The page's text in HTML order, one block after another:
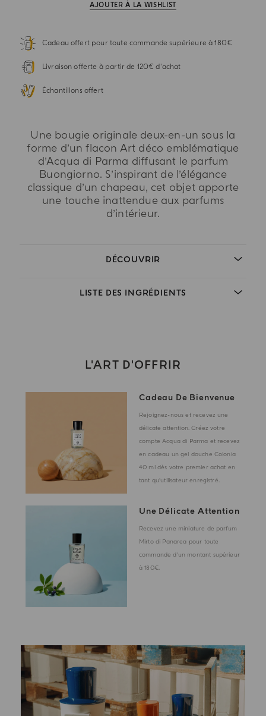
AJOUTER À LA WISHLIST
Cadeau offert pour toute commande supérieure à 180€
Livraison offerte à partir de 120€ d'achat
Échantillons offert
Une bougie originale deux-en-un sous la
forme d’un flacon Art déco emblématique
d’Acqua di Parma diffusant le parfum
Buongiorno. S’inspirant de l’élégance
classique d’un chapeau, cet objet apporte
une touche inattendue aux parfums
d’intérieur.
DÉCOUVRIR
LISTE DES INGRÉDIENTS
L'ART D'OFFRIR
Cadeau De Bienvenue
Rejoignez-nous et recevez une
délicate attention. Créez votre
compte Acqua di Parma et recevez
en cadeau un gel douche Colonia
40 ml dès votre premier achat en
tant qu'utilisateur enregistré.
Une Délicate Attention
Recevez une miniature de parfum
Mirto di Panarea pour toute
commande d'un montant supérieur
à 180€.